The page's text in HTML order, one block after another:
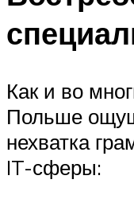
Как и во
Польше
нехватка
IT-сферы: